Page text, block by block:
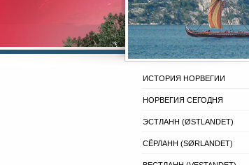
ИСТОРИЯ НОРВЕГИИ
НОРВЕГИЯ СЕГОДНЯ
ЭСТЛАНН (ØSTLANDET)
СЁРЛАНН (SØRLANDET)